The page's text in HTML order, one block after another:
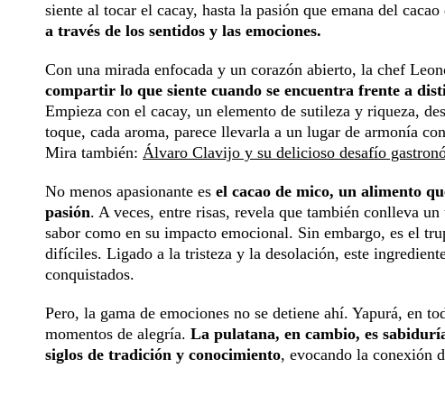
siente al tocar el cacay, hasta la pasión que emana del
a través de los sentidos y las emociones.
Con una mirada enfocada y un corazón abierto, la chef
compartir lo que siente cuando se encuentra frente a
Empieza con el cacay, un elemento de sutileza y riqueza,
toque, cada aroma, parece llevarla a un lugar de armonía
Mira también: Álvaro Clavijo y su delicioso desafío
No menos apasionante es el cacao de mico, un alimento
pasión. A veces, entre risas, revela que también conlleva
sabor como en su impacto emocional. Sin embargo, es el
difíciles. Ligado a la tristeza y la desolación, este
conquistados.
Pero, la gama de emociones no se detiene ahí. Yapurá, en
momentos de alegría. La pulatana, en cambio, es
siglos de tradición y conocimiento, evocando la conexión